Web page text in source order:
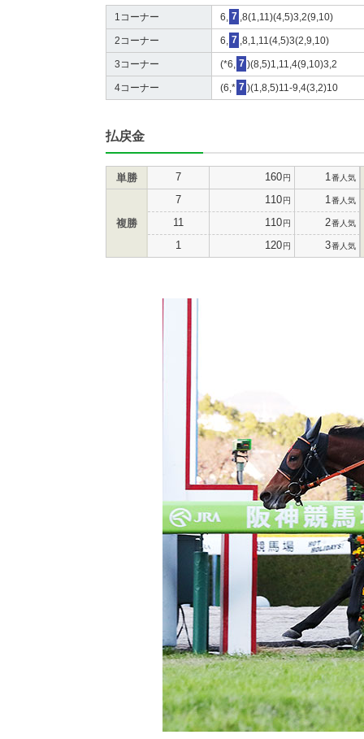
1コーナー 6, 7 ,8(1,11)(4,5)3,2(9,10)
2コーナー 6, 7 ,8,1,11(4,5)3(2,9,10)
3コーナー (*6, 7 )(8,5)1,11,4(9,10)3,2
4コーナー (6,* 7 )(1,8,5)11-9,4(3,2)10
払戻金
単勝 7 160円 1 番人気
複勝
7 110円 1 番人気
11 110円 2番人気
1 120円 3番人気